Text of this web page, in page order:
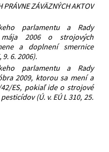
PRÁVNE ZÁVÄZNÝCH AKTOV
parlamentu a Rady
2006 o strojových
a doplnení smernice
9. 6. 2006).
parlamentu a Rady
2009, ktorou sa mení a
ES, pokiaľ ide o strojové
(Ú. v. EÚ L 310, 25.